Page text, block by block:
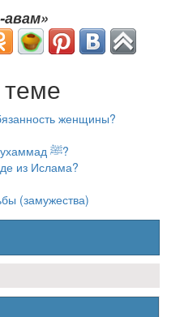
женщины?
Можно ли говорить господин Мухаммад ﷺ?
из Ислама?
(замужества)